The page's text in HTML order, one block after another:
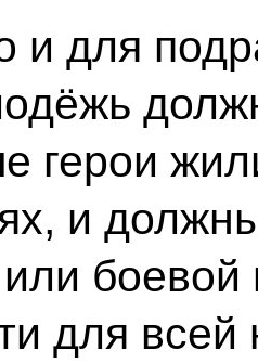
и для
герои
и
боевой
для